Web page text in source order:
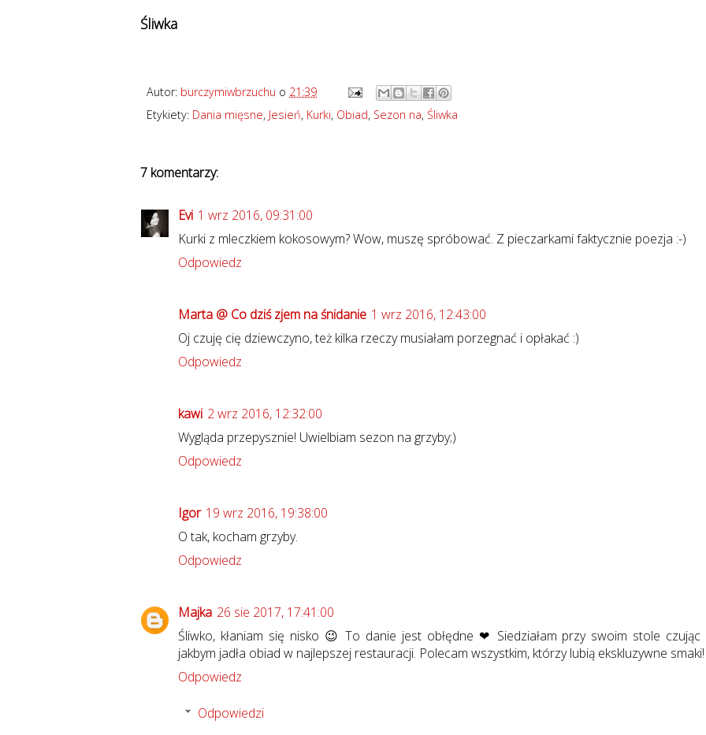
Śliwka
Autor: burczymiwbrzuchu o 21:39
Etykiety: Dania mięsne, Jesień, Kurki, Obiad, Sezon na, Śliwka
7 komentarzy:
Evi 1 wrz 2016, 09:31:00
Kurki z mleczkiem kokosowym? Wow, muszę spróbować. Z pieczarkami faktycznie poezja :-)
Odpowiedz
Marta @ Co dziś zjem na śnidanie 1 wrz 2016, 12:43:00
Oj czuję cię dziewczyno, też kilka rzeczy musiałam porzegnać i opłakać :)
Odpowiedz
kawi 2 wrz 2016, 12:32:00
Wygląda przepysznie! Uwielbiam sezon na grzyby;)
Odpowiedz
Igor 19 wrz 2016, 19:38:00
O tak, kocham grzyby.
Odpowiedz
Majka 26 sie 2017, 17:41:00
Śliwko, kłaniam się nisko 😉 To danie jest obłędne ❤ Siedziałam przy swoim stole czując
jakbym jadła obiad w najlepszej restauracji. Polecam wszystkim, którzy lubią ekskluzywne smaki!
Odpowiedz
Odpowiedzi